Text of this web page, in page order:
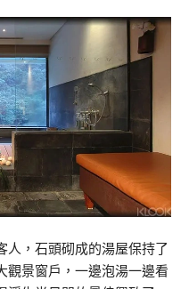
人，石頭砌成的湯屋保持了
觀景窗戶，一邊泡湯一邊看